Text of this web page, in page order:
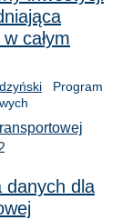
całym
Program
danych dla